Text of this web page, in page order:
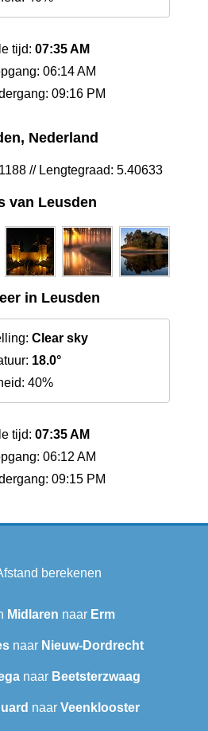
tijd: 07:35 AM
06:14 AM
09:16 PM
Nederland
// Lengtegraad: 5.40633
van Leusden
in Leusden
Clear sky
18.0°
40%
tijd: 07:35 AM
06:12 AM
09:15 PM
berekenen
Midlaren naar Erm
naar Nieuw-Dordrecht
naar Beetsterzwaag
naar Veenklooster